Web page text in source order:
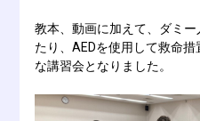
教本、動画に加えて、ダミ
たり、AEDを使用して救命
な講習会となりました。